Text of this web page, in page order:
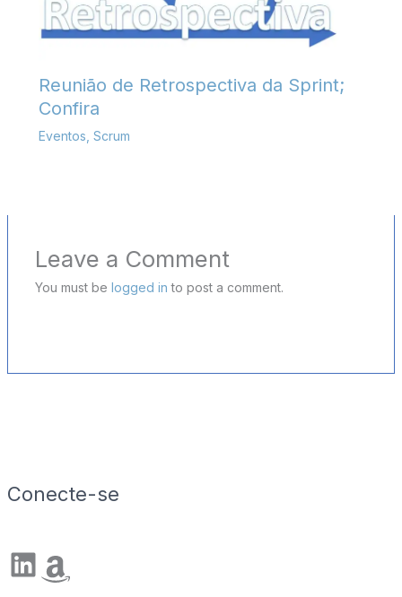
Conecte-se
LinkedIn Amazon
Reunião de Retrospectiva da Sprint;
Confira
Eventos Scrum
Leave a Comment
You must be logged in to post a comment.